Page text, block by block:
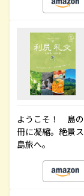
ようこそ！ 島の
冊に凝縮。絶景
島旅へ。